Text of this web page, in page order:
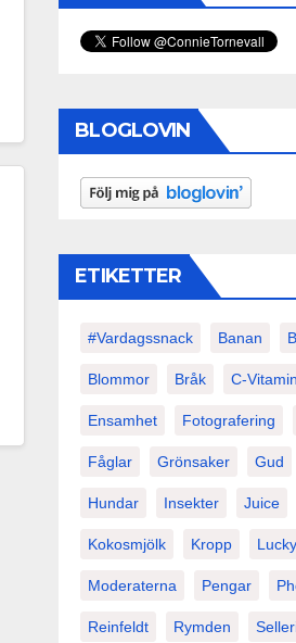
BLOGLOVIN
ETIKETTER
#vardagssnack Banan
Blommor Bråk C-Vitamin
Ensamhet Fotografering
Fåglar Grönsaker Gud
Hundar Insekter Juice
Kokosmjölk Kropp Lucky
Moderaterna Pengar
Reinfeldt Rymden